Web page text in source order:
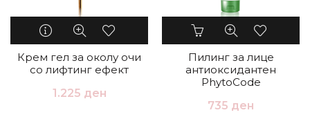
Крем гел за околу очи
со лифтинг ефект
1.225 ден
Пилинг за лице
антиоксидантен
PhytoCode
735 ден